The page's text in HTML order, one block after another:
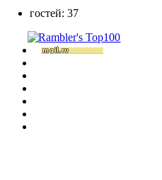
гостей: 37